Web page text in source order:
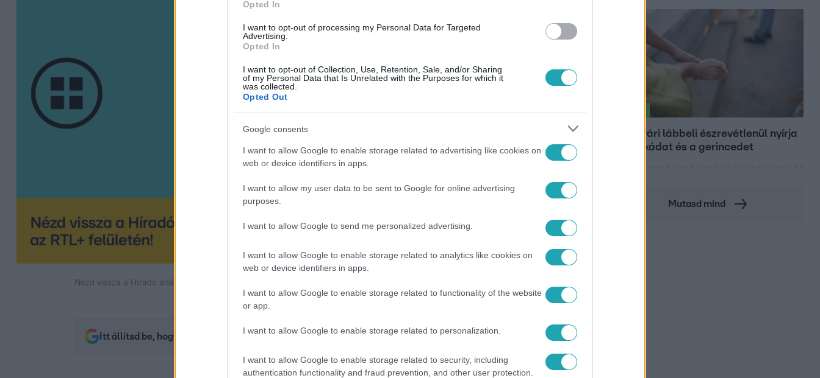
Opted In
I want to opt-out of processing my Personal Data for Targeted
Advertising.
Opted In
I want to opt-out of Collection, Use, Retention, Sale, and/or Sharing
of my Personal Data that Is Unrelated with the Purposes for which it
was collected.
Opted Out
Google consents
I want to allow Google to enable storage related to advertising like cookies on
web or device identifiers in apps.
I want to allow my user data to be sent to Google for online advertising
purposes.
I want to allow Google to send me personalized advertising.
I want to allow Google to enable storage related to analytics like cookies on
web or device identifiers in apps.
I want to allow Google to enable storage related to functionality of the website
or app.
I want to allow Google to enable storage related to personalization.
I want to allow Google to enable storage related to security, including
authentication functionality and fraud prevention, and other user protection.
Nézd vissza a Híradó adásait az RTL+ felületén!
Itt állítsd be, hogy az RTL.hu az elsők között legyen a Google-találatokban!
Ez a nyári lábbeli észrevétlenül nyírja
ki a bokádat és a gerincedet
Mutasd mind